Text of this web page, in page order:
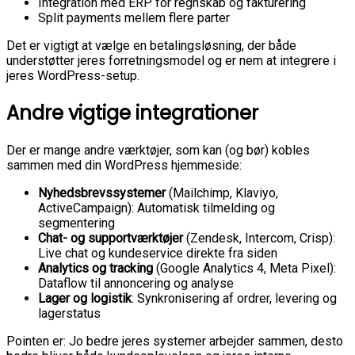
Split payments mellem flere parter
Det er vigtigt at vælge en betalingsløsning, der både
understøtter jeres forretningsmodel og er nem at integrere i
jeres WordPress-setup.
Andre vigtige integrationer
Der er mange andre værktøjer, som kan (og bør) kobles
sammen med din WordPress hjemmeside:
Nyhedsbrevssystemer(Mailchimp, Klaviyo,
ActiveCampaign): Automatisk tilmelding og
segmentering
Chat- og supportværktøjer(Zendesk, Intercom, Crisp):
Live chat og kundeservice direkte fra siden
Analytics og tracking (Google Analytics 4, Meta Pixel):
Dataflow til annoncering og analyse
Lager og logistik: Synkronisering af ordrer, levering og
lagerstatus
Pointen er: Jo bedre jeres systemer arbejder sammen, desto